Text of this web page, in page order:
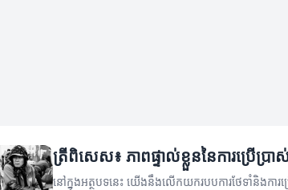
ត្រីពិសេស៖ ភាពផ្ទាល់ខ្លួននៃការប្រើប្រា
នៅក្នុងអត្ថបទនេះ យើងនឹងលើកយករបបការថែទាំនិងការ